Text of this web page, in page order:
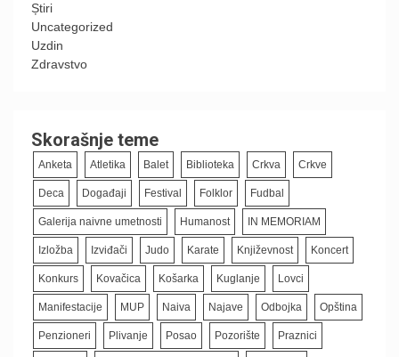
Știri
Uncategorized
Uzdin
Zdravstvo
Skorašnje teme
Anketa Atletika Balet Biblioteka Crkva Crkve
Deca Događaji Festival Folklor Fudbal
Galerija naivne umetnosti Humanost IN MEMORIAM
Izložba Izviđači Judo Karate Književnost Koncert
Konkurs Kovačica Košarka Kuglanje Lovci
Manifestacije MUP Naiva Najave Odbojka Opština
Penzioneri Plivanje Posao Pozorište Praznici